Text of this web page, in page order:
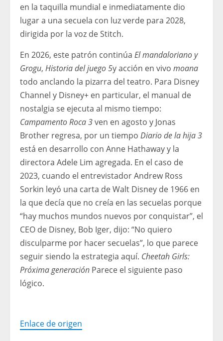
en la taquilla mundial e inmediatamente dio
lugar a una secuela con luz verde para 2028,
dirigida por la voz de Stitch.
En 2026, este patrón continúa El mandaloriano y
Grogu, Historia del juego 5y acción en vivo moana
todo anclando la pizarra del teatro. Para Disney
Channel y Disney+ en particular, el manual de
nostalgia se ejecuta al mismo tiempo:
Campamento Roca 3ven en agosto y Jonas
Brother regresa, por un tiempo Diario de la hija 3
está en desarrollo con Anne Hathaway y la
directora Adele Lim agregada. En el caso de
2023, cuando el entrevistador Andrew Ross
Sorkin leyó una carta de Walt Disney de 1966 en
la que decía que no creía en las secuelas porque
“hay muchos mundos nuevos por conquistar”, el
CEO de Disney, Bob Iger, dijo: “No quiero
disculparme por hacer secuelas”, lo que parece
seguir siendo la estrategia aquí. Cheetah Girls:
Próxima generación Parece el siguiente paso
lógico.
Enlace de origen